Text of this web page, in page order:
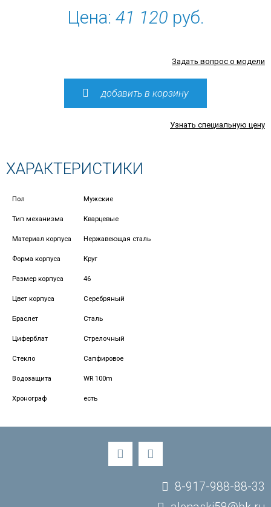
Цена: 41 120 руб.
Задать вопрос о модели
добавить в корзину
Узнать специальную цену
ХАРАКТЕРИСТИКИ
Пол Мужские
Тип механизма Кварцевые
Материал корпуса Нержавеющая сталь
Форма корпуса Круг
Размер корпуса 46
Цвет корпуса Серебряный
Браслет Сталь
Циферблат Стрелочный
Стекло Сапфировое
Водозащита WR 100m
Хронограф есть
8-917-988-88-33